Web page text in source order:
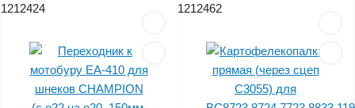
1212424 1212462